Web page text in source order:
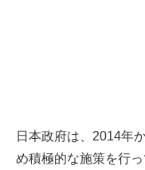
日本政府は、2014年
め積極的な施策を行